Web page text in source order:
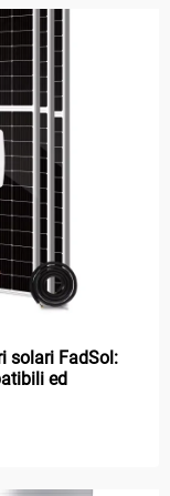
solari FadSol:
ed